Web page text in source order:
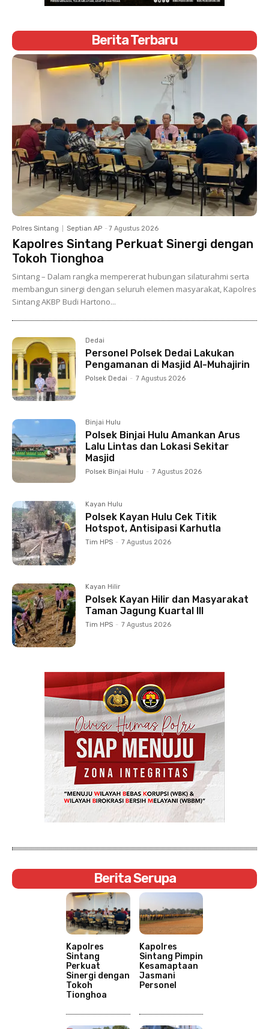
Berita Terbaru
Polres Sintang Septian AP - 7 Agustus 2026
Kapolres Sintang Perkuat Sinergi dengan
Tokoh Tionghoa
Sintang – Dalam rangka mempererat hubungan silaturahmi serta
membangun sinergi dengan seluruh elemen masyarakat, Kapolres
Sintang AKBP Budi Hartono...
Dedai
Personel Polsek Dedai Lakukan
Pengamanan di Masjid Al-Muhajirin
Polsek Dedai - 7 Agustus 2026
Binjai Hulu
Polsek Binjai Hulu Amankan Arus
Lalu Lintas dan Lokasi Sekitar
Masjid
Polsek Binjai Hulu - 7 Agustus 2026
Kayan Hulu
Polsek Kayan Hulu Cek Titik
Hotspot, Antisipasi Karhutla
Tim HPS - 7 Agustus 2026
Kayan Hilir
Polsek Kayan Hilir dan Masyarakat
Taman Jagung Kuartal III
Tim HPS - 7 Agustus 2026
Berita Serupa
Kapolres
Sintang
Perkuat
Sinergi dengan
Tokoh
Tionghoa
Kapolres
Sintang Pimpin
Kesamaptaan
Jasmani
Personel